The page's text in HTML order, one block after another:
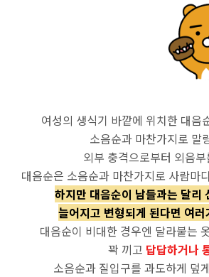
여성의 생식기 바깥에 위치한 대음
소음순과 마찬가지로 말
외부 충격으로부터 외음
대음순은 소음순과 마찬가지로 사람마
하지만 대음순이 남들과는 달리
늘어지고 변형되게 된다면 여
대음순이 비대한 경우엔 달라붙는
꽉 끼고 답답하거나
소음순과 질입구를 과도하게 덮